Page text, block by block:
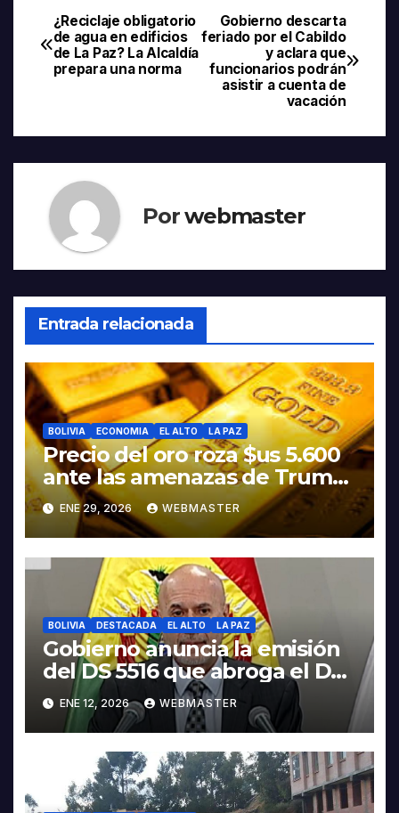
Navegación
de
Gobierno descarta
feriado por el Cabildo
y aclara que
funcionarios podrán
asistir a cuenta de
vacación
¿Reciclaje obligatorio
de agua en edificios
de La Paz? La Alcaldía
prepara una norma
Porwebmaster
Entrada relacionada
BOLIVIA ECONOMIA EL ALTO LA PAZ
Precio del oro roza $us 5.600
ante las amenazas de Trump
contra Irán
ENE 29, 2026 WEBMASTER
BOLIVIA DESTACADA EL ALTO LA PAZ
Gobierno anuncia la emisión
del DS 5516 que abroga el DS
5503
ENE 12, 2026 WEBMASTER